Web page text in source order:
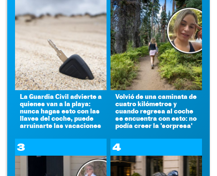
La Guardia Civil advierte a
quienes van a la playa:
nunca hagas esto con las
llaves del coche, puede
arruinarte las vacaciones
Volvió de una caminata de
cuatro kilómetros y
cuando regresa al coche
se encuentra con esto: no
podía creer la 'sorpresa'
3 4